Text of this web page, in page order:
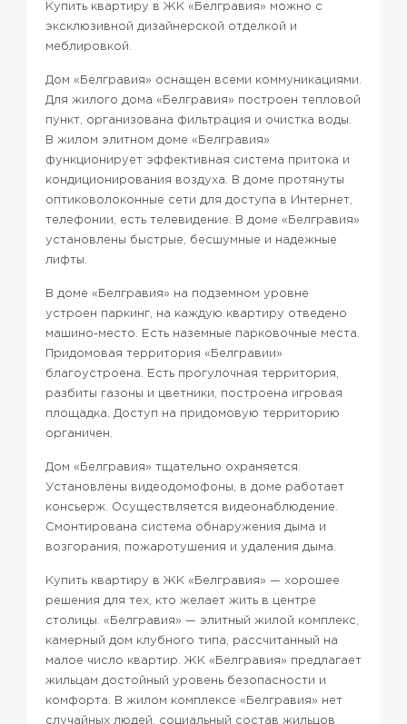
Купить квартиру в ЖК «Белгравия» можно с
эксклюзивной дизайнерской отделкой и
меблировкой.
Дом «Белгравия» оснащен всеми коммуникациями.
Для жилого дома «Белгравия» построен тепловой
пункт, организована фильтрация и очистка воды.
В жилом элитном доме «Белгравия»
функционирует эффективная система притока и
кондиционирования воздуха. В доме протянуты
оптиковолоконные сети для доступа в Интернет,
телефонии, есть телевидение. В доме «Белгравия»
установлены быстрые, бесшумные и надежные
лифты.
В доме «Белгравия» на подземном уровне
устроен паркинг, на каждую квартиру отведено
машино-место. Есть наземные парковочные места.
Придомовая территория «Белгравии»
благоустроена. Есть прогулочная территория,
разбиты газоны и цветники, построена игровая
площадка. Доступ на придомовую территорию
органичен.
Дом «Белгравия» тщательно охраняется.
Установлены видеодомофоны, в доме работает
консьерж. Осуществляется видеонаблюдение.
Смонтирована система обнаружения дыма и
возгорания, пожаротушения и удаления дыма.
Купить квартиру в ЖК «Белгравия» — хорошее
решения для тех, кто желает жить в центре
столицы. «Белгравия» — элитный жилой комплекс,
камерный дом клубного типа, рассчитанный на
малое число квартир. ЖК «Белгравия» предлагает
жильцам достойный уровень безопасности и
комфорта. В жилом комплексе «Белгравия» нет
случайных людей, социальный состав жильцов